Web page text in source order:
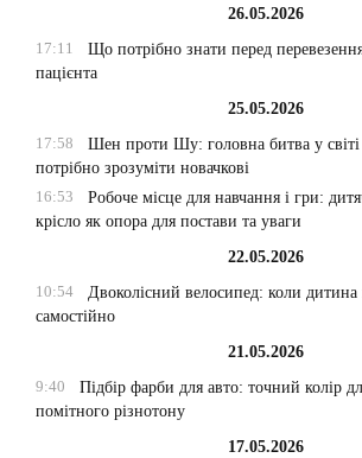
26.05.2026
17:11
Що потрібно знати перед
пацієнта
25.05.2026
17:58
Шен проти Шу: головна битва у світі
потрібно зрозуміти новачкові
16:53
Робоче місце для навчання і гри:
крісло як опора для постави та уваги
22.05.2026
10:54
Двоколісний велосипед: коли дитина
самостійно
21.05.2026
9:40
Підбір фарби для авто: точний колір
помітного різнотону
17.05.2026